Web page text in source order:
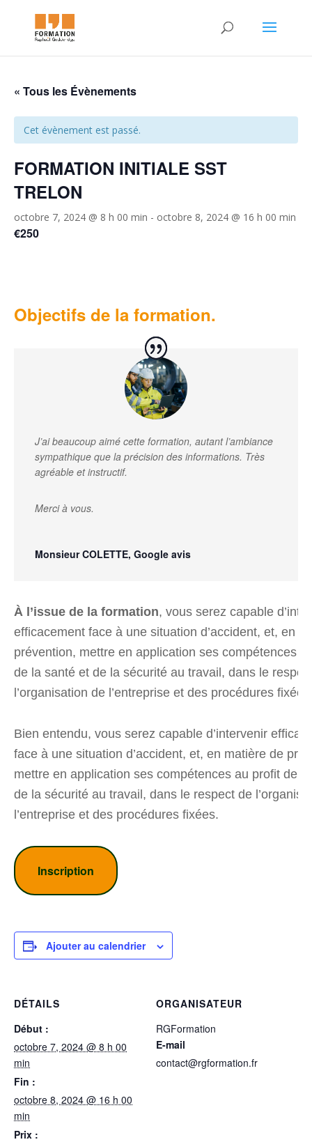
« Tous les Évènements
Cet évènement est passé.
FORMATION INITIALE SST
TRELON
octobre 7, 2024 @ 8 h 00 min - octobre 8, 2024 @ 16 h 00 min
€250
Objectifs de la formation.
J’ai beaucoup aimé cette formation, autant l’ambiance
sympathique que la précision des informations. Très
agréable et instructif.
Merci à vous.
Monsieur COLETTE, Google avis
À l’issue de la formation, vous serez capable
efficacement face à une situation d’accident, et, en
prévention, mettre en application ses compétences
de la santé et de la sécurité au travail, dans le
l’organisation de l’entreprise et des procédures
Bien entendu, vous serez capable d’intervenir
face à une situation d’accident, et, en matière de
mettre en application ses compétences au profit de
de la sécurité au travail, dans le respect de
l’entreprise et des procédures fixées.
Inscription
Ajouter au calendrier
DÉTAILS
Début :
octobre 7, 2024 @ 8 h 00
min
Fin :
octobre 8, 2024 @ 16 h 00
min
Prix :
ORGANISATEUR
RGFormation
E-mail
contact@rgformation.fr